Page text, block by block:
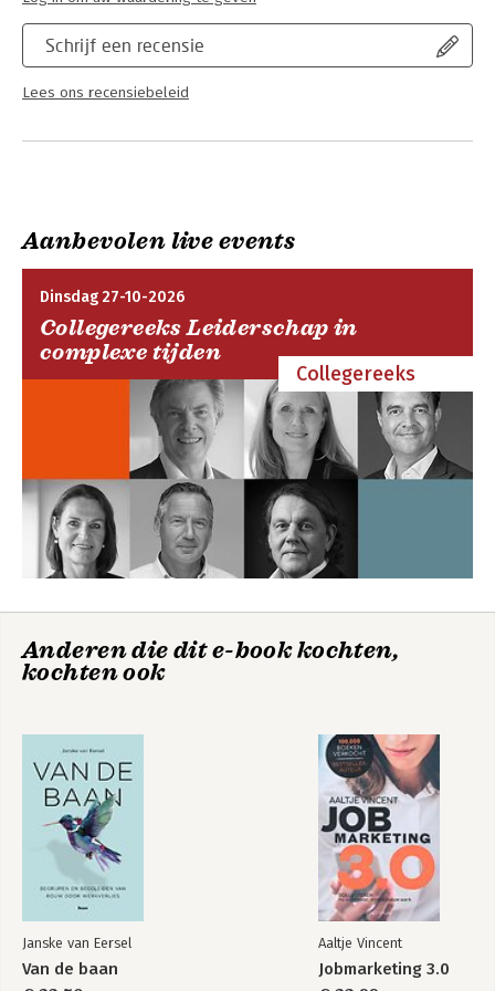
Schrijf een recensie
Lees ons recensiebeleid
Aanbevolen live events
Dinsdag 27-10-2026
Collegereeks Leiderschap in
complexe tijden
Collegereeks
Anderen die dit e-book kochten,
kochten ook
Janske van Eersel
Van de baan
Aaltje Vincent
Jobmarketing 3.0